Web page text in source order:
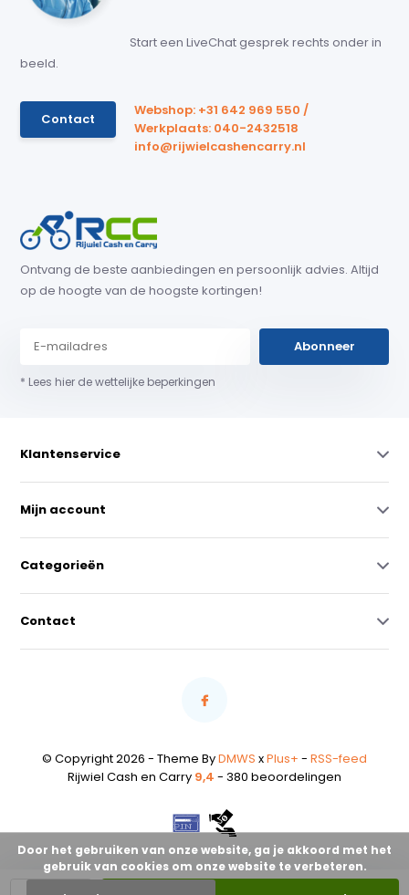
Start een LiveChat gesprek rechts onder in
beeld.
Contact
Webshop: +31 642 969 550 /
Werkplaats: 040-2432518
info@rijwielcashencarry.nl
Ontvang de beste aanbiedingen en persoonlijk advies. Altijd
op de hoogte van de hoogste kortingen!
Abonneer
* Lees hier de wettelijke beperkingen
Klantenservice
Mijn account
Categorieën
Contact
© Copyright 2026 - Theme ByDMWS xPlus+ - RSS-feed
Rijwiel Cash en Carry 9,4 - 380 beoordelingen
Door het gebruiken van onze website, ga je akkoord met het
gebruik van cookies om onze website te verbeteren.